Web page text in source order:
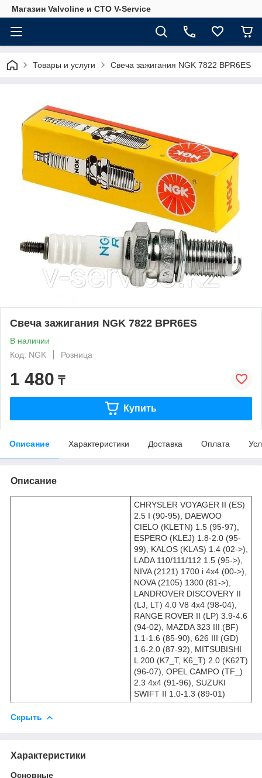
Магазин Valvoline и СТО V-Service
Товары и услуги Свеча зажигания NGK 7822 BPR6ES
Свеча зажигания NGK 7822 BPR6ES
В наличии
Код: NGK
Розница
1 480 ₸
Купить
Описание Характеристики Доставка Оплата
Описание
CHRYSLER VOYAGER II (ES)
2.5 I (90-95), DAEWOO
CIELO (KLETN) 1.5 (95-97),
ESPERO (KLEJ) 1.8-2.0 (95-
99), KALOS (KLAS) 1.4 (02->),
LADA 110/111/112 1.5 (95->),
NIVA (2121) 1700 i 4x4 (00->),
NOVA (2105) 1300 (81->),
LANDROVER DISCOVERY II
(LJ, LT) 4.0 V8 4x4 (98-04),
RANGE ROVER II (LP) 3.9-4.6
(94-02), MAZDA 323 III (BF)
1.1-1.6 (85-90), 626 III (GD)
1.6-2.0 (87-92), MITSUBISHI
L 200 (K7_T, K6_T) 2.0 (K62T)
(96-07), OPEL CAMPO (TF_)
2.3 4x4 (91-96), SUZUKI
SWIFT II 1.0-1.3 (89-01)
Скрыть
Характеристики
Основные